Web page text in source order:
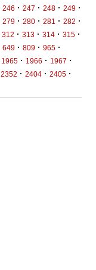
246 · 247 · 248 · 249 ·
279 · 280 · 281 · 282 ·
312 · 313 · 314 · 315 ·
649 · 809 · 965 ·
1965 · 1966 · 1967 ·
2352 · 2404 · 2405 ·